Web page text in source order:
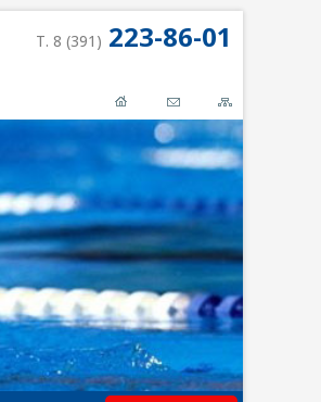
Т. 8 (391) 223-86-01